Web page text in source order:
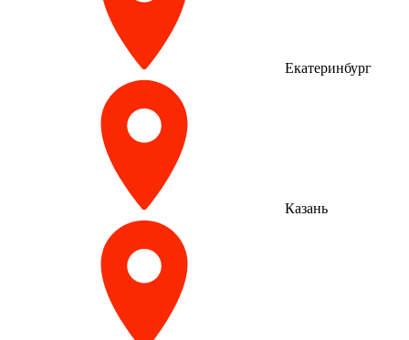
Екатеринбург
Казань